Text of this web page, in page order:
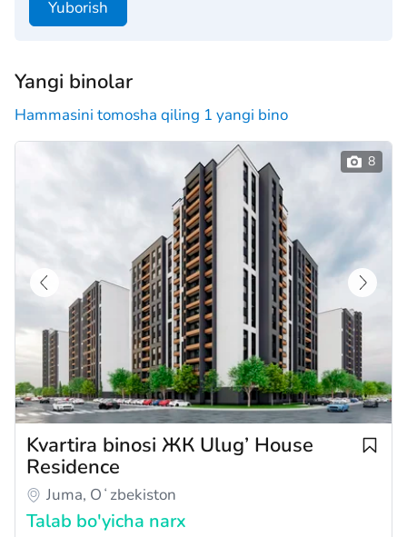
Yuborish
Yangi binolar
Hammasini tomosha qiling 1 yangi bino
Kvartira binosi ЖК Ulug’ House
Residence
Juma, Oʻzbekiston
Talab bo'yicha narx